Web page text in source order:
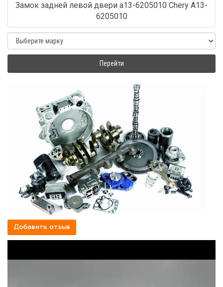
Замок задней левой двери а13-6205010 Chery A13-
6205010
Перейти
Добавить отзыв